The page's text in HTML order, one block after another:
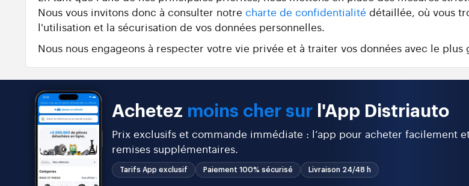
Nous vous invitons donc à consulter notre charte de confidentialité détaillée, où vous
l'utilisation et la sécurisation de vos données personnelles.
Nous nous engageons à respecter votre vie privée et à traiter vos données avec le plus
Achetez moins cher sur l'App Distriauto
Prix exclusifs et commande immédiate : l’app pour acheter facilement
remises supplémentaires.
Tarifs App exclusif Paiement 100% sécurisé Livraison 24/48 h